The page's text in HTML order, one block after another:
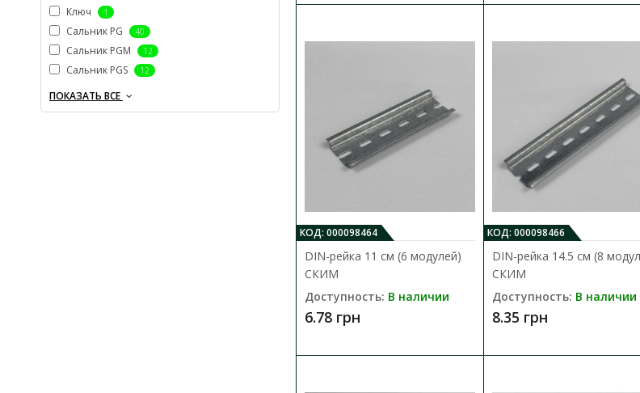
Ключ 1
Сальник PG 40
Сальник PGM 12
Сальник PGS 12
ПОКАЗАТЬ ВСЕ
Сальник M25
Доступность: В наличии
Сальник M25 эластичный
43.03 грн
КОД: 000098464
DIN-рейка 11 см (6 модулей)
СКИМ
Доступность: В наличии
6.78 грн
КОД: 000098466
DIN-рейка 14.5 см (8
СКИМ
Доступность: В наличии
8.35 грн